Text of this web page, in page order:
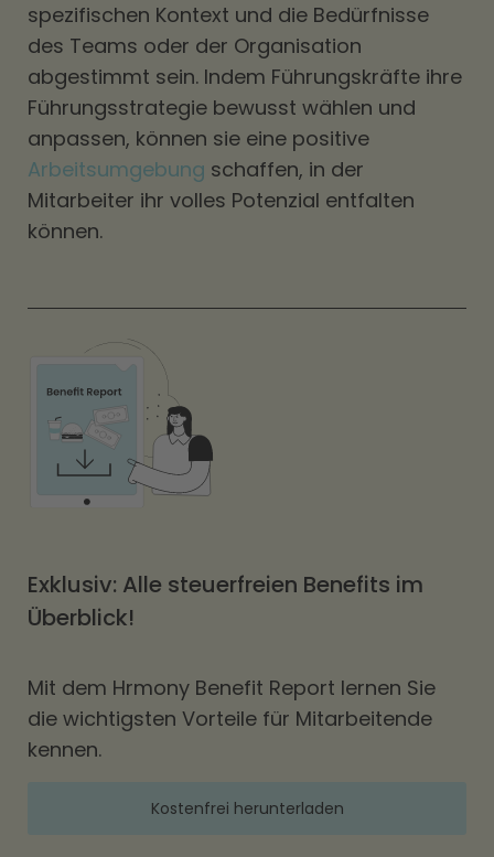
spezifischen Kontext und die Bedürfnisse
des Teams oder der Organisation
abgestimmt sein. Indem Führungskräfte ihre
Führungsstrategie bewusst wählen und
anpassen, können sie eine positive
Arbeitsumgebung schaffen, in der
Mitarbeiter ihr volles Potenzial entfalten
können.
Exklusiv: Alle steuerfreien Benefits im
Überblick!
Mit dem Hrmony Benefit Report lernen Sie
die wichtigsten Vorteile für Mitarbeitende
kennen.
Kostenfrei herunterladen